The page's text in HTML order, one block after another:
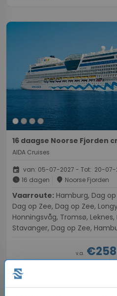
16 daagse Noorse Fjorden
AIDA Cruises
event van: 05-07-2027 - Tot: 20-07-
schedule 16 dagen place Noorse Fjorden
Vaarroute:
Dag op Zee, Dag op Zee,
Honningsvåg, Tromsø,
Stavanger, Dag op Zee,
v.a.
directions_boat